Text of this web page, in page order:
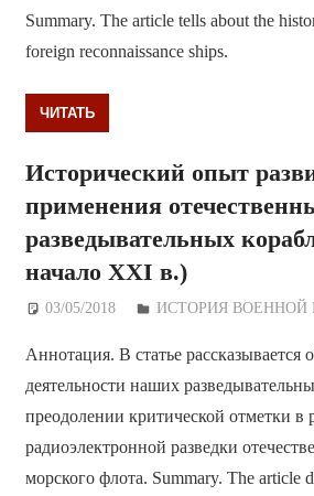
Summary. The article tells about the
foreign reconnaissance ships.
ЧИТАТЬ
Исторический опыт
применения
разведывательных
начало XXI в.)
03/05/2018 Дежурный по Редакции
ИСТОРИЯ ВОЕННОЙ
Аннотация. В статье рассказывается
деятельности наших
преодолении критической отметки в
радиоэлектронной разведки
морского флота. Summary. The article